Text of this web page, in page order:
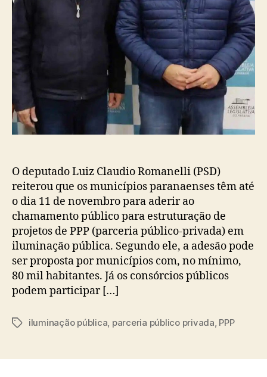
O deputado Luiz Claudio Romanelli (PSD)
reiterou que os municípios paranaenses têm até
o dia 11 de novembro para aderir ao
chamamento público para estruturação de
projetos de PPP (parceria público-privada) em
iluminação pública. Segundo ele, a adesão pode
ser proposta por municípios com, no mínimo,
80 mil habitantes. Já os consórcios públicos
podem participar […]
Tagsiluminação pública parceria público privada PPP